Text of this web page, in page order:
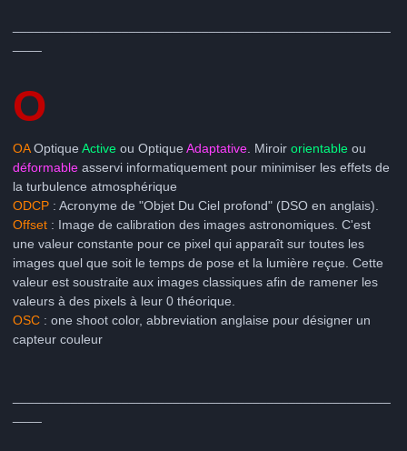
O
OAOptique Active ou Optique Adaptative . Miroir orientable ou
déformable asservi informatiquement pour minimiser les effets de
la turbulence atmosphérique
ODCP : Acronyme de "Objet Du Ciel profond" (DSO en anglais).
Offset : Image de calibration des images astronomiques. C'est
une valeur constante pour ce pixel qui apparaît sur toutes les
images quel que soit le temps de pose et la lumière reçue. Cette
valeur est soustraite aux images classiques afin de ramener les
valeurs à des pixels à leur 0 théorique.
OSC : one shoot color, abbreviation anglaise pour désigner un
capteur couleur